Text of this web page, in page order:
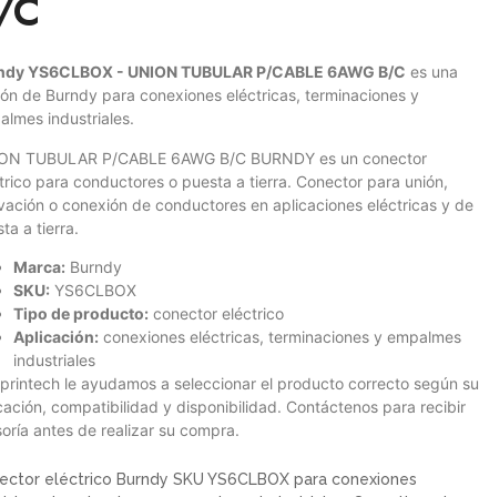
YS6CLBOX - UNION TUBULAR P/CABLE 6AWG B/C es una
de Burndy para conexiones eléctricas, terminaciones y
industriales.
TUBULAR P/CABLE 6AWG B/C BURNDY es un conector
para conductores o puesta a tierra. Conector para unión,
o conexión de conductores en aplicaciones eléctricas y de
a tierra.
Marca: Burndy
SKU: YS6CLBOX
Tipo de producto: conector eléctrico
Aplicación: conexiones eléctricas, terminaciones y empalmes
industriales
le ayudamos a seleccionar el producto correcto según su
compatibilidad y disponibilidad. Contáctenos para recibir
antes de realizar su compra.
eléctrico Burndy SKU YS6CLBOX para conexiones